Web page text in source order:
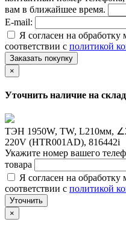
вам в ближайшее время.
E-mail:
Я согласен на
соответствии с политикой
Заказать покупку
×
Уточнить наличие на
ТЭН 1950W, TW, L210мм,
220V (HTR001AD), 816442i
Укажите номер вашего
товара
Я согласен на
соответствии с политикой
Уточнить
×